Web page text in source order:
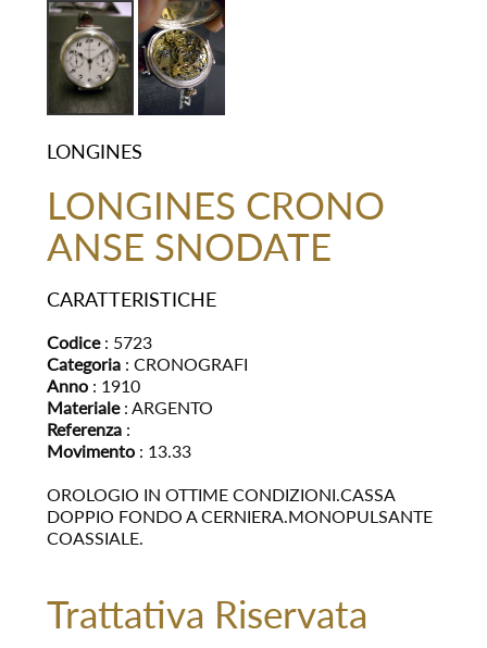
LONGINES
LONGINES CRONO
ANSE SNODATE
CARATTERISTICHE
Codice: 5723
Categoria: CRONOGRAFI
Anno: 1910
Materiale: ARGENTO
Referenza:
Movimento: 13.33
OROLOGIO IN OTTIME CONDIZIONI.CASSA
DOPPIO FONDO A CERNIERA.MONOPULSANTE
COASSIALE.
Trattativa Riservata